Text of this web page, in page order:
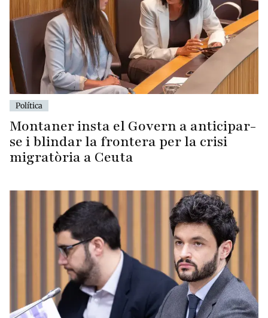
Política
Montaner insta el Govern a anticipar-
se i blindar la frontera per la crisi
migratòria a Ceuta